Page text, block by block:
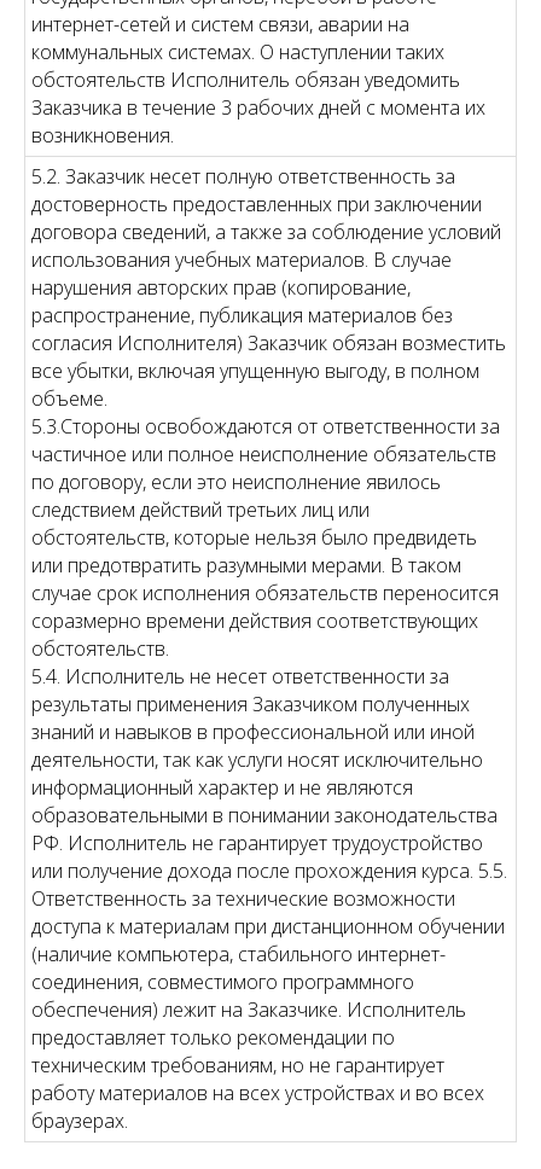
интернет-сетей и систем связи, аварии на
коммунальных системах. О наступлении таких
обстоятельств Исполнитель обязан уведомить
Заказчика в течение 3 рабочих дней с момента их
возникновения.
5.2. Заказчик несет полную ответственность за
достоверность предоставленных при заключении
договора сведений, а также за соблюдение условий
использования учебных материалов. В случае
нарушения авторских прав (копирование,
распространение, публикация материалов без
согласия Исполнителя) Заказчик обязан возместить
все убытки, включая упущенную выгоду, в полном
объеме.
5.3.Стороны освобождаются от ответственности за
частичное или полное неисполнение обязательств
по договору, если это неисполнение явилось
следствием действий третьих лиц или
обстоятельств, которые нельзя было предвидеть
или предотвратить разумными мерами. В таком
случае срок исполнения обязательств переносится
соразмерно времени действия соответствующих
обстоятельств.
5.4. Исполнитель не несет ответственности за
результаты применения Заказчиком полученных
знаний и навыков в профессиональной или иной
деятельности, так как услуги носят исключительно
информационный характер и не являются
образовательными в понимании законодательства
РФ. Исполнитель не гарантирует трудоустройство
или получение дохода после прохождения курса. 5.5.
Ответственность за технические возможности
доступа к материалам при дистанционном обучении
(наличие компьютера, стабильного интернет-
соединения, совместимого программного
обеспечения) лежит на Заказчике. Исполнитель
предоставляет только рекомендации по
техническим требованиям, но не гарантирует
работу материалов на всех устройствах и во всех
браузерах.